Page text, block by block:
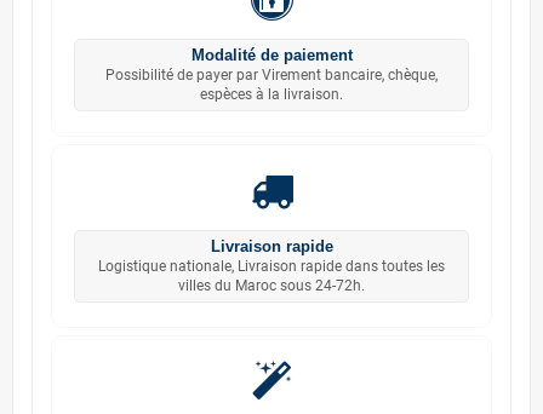
Modalité de paiement
Possibilité de payer par Virement bancaire, chèque,
espèces à la livraison.
Livraison rapide
Logistique nationale, Livraison rapide dans toutes les
villes du Maroc sous 24-72h.